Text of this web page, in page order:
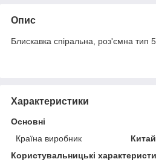
Опис
Блискавка спіральна, роз'ємна тип
Характеристики
Основні
Країна виробник
Китай
Користувальницькі